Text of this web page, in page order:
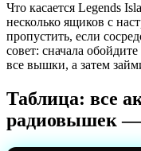
Что касается Legends
несколько ящиков с
пропустить, если
совет: сначала
все вышки, а затем
Таблица: все
радиовышек —